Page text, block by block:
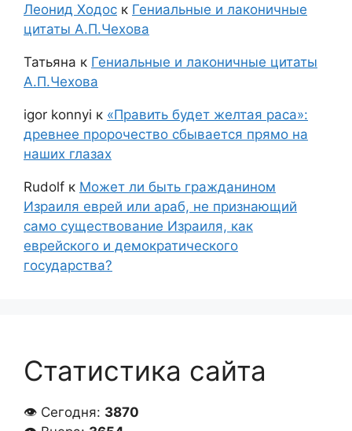
Леонид Ходос к Гениальные и лаконичные
цитаты А.П.Чехова
Татьяна к Гениальные и лаконичные цитаты
А.П.Чехова
igor konnyi к «Править будет желтая раса»:
древнее пророчество сбывается прямо на
наших глазах
Rudolf к Может ли быть гражданином
Израиля еврей или араб, не признающий
само существование Израиля, как
еврейского и демократического
государства?
Статистика сайта
👁 Сегодня: 3870